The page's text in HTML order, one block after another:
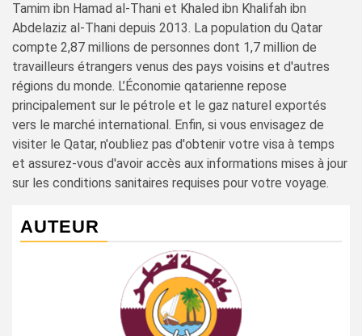
Tamim ibn Hamad al-Thani et Khaled ibn Khalifah ibn
Abdelaziz al-Thani depuis 2013. La population du Qatar
compte 2,87 millions de personnes dont 1,7 million de
travailleurs étrangers venus des pays voisins et d'autres
régions du monde. L’Économie qatarienne repose
principalement sur le pétrole et le gaz naturel exportés
vers le marché international. Enfin, si vous envisagez de
visiter le Qatar, n'oubliez pas d'obtenir votre visa à temps
et assurez-vous d'avoir accès aux informations mises à jour
sur les conditions sanitaires requises pour votre voyage.
AUTEUR